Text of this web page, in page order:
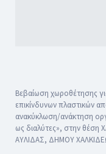
Βεβαίωση χωροθέτησης
επικίνδυνων πλαστικών
ανακύκλωση/ανάκτηση
ως διαλύτες», στην
ΑΥΛΙΔΑΣ, ΔΗΜΟΥ